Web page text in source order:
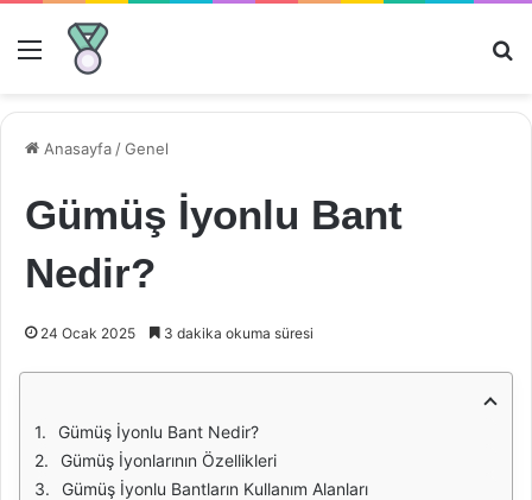
Menü
Anasayfa /Genel
Gümüş İyonlu Bant
Nedir?
24 Ocak 2025 3 dakika okuma süresi
Gümüş İyonlu Bant Nedir?
Gümüş İyonlarının Özellikleri
Gümüş İyonlu Bantların Kullanım Alanları